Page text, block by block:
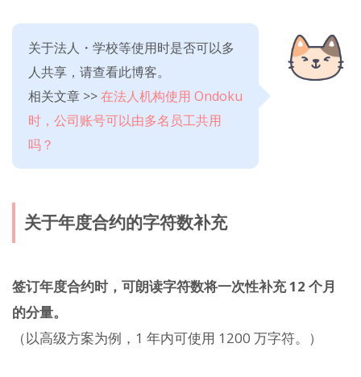
关于法人・学校等使用时是否可以多
人共享，请查看此博客。
相关文章 >>在法人机构使用 Ondoku
时，公司账号可以由多名员工共用
吗？
关于年度合约的字符数补充
签订年度合约时，可朗读字符数将一次性补充 12 个月
的分量。
（以高级方案为例，1 年内可使用 1200 万字符。）